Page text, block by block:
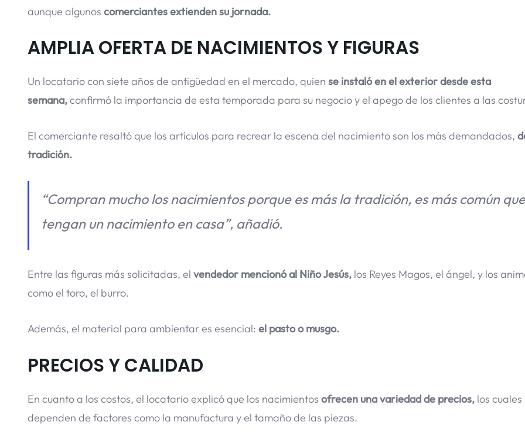
aunque algunos comerciantes extienden su jornada.
AMPLIA OFERTA DE NACIMIENTOS Y FIGURAS
Un locatario con siete años de antigüedad en el mercado, quien se instaló en el exterior desde esta
semana,confirmó la importancia de esta temporada para su negocio y el apego de los clientes a las
El comerciante resaltó que los artículos para recrear la escena del nacimiento son los más demandados,
tradición.
“Compran mucho los nacimientos porque es más la tradición, es más común que
tengan un nacimiento en casa”, añadió.
Entre las figuras más solicitadas, el vendedor mencionó al Niño Jesús, los Reyes Magos, el ángel, y los
como el toro, el burro.
Además, el material para ambientar es esencial: el pasto o musgo.
PRECIOS Y CALIDAD
En cuanto a los costos, el locatario explicó que los nacimientos ofrecen una variedad de precios, los cuales
dependen de factores como la manufactura y el tamaño de las piezas.